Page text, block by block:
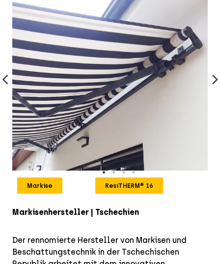
Markise ResiTHERM® 16
Markisenhersteller | Tschechien
Der rennomierte Hersteller von Markisen und
Beschattungstechnik in der Tschechischen